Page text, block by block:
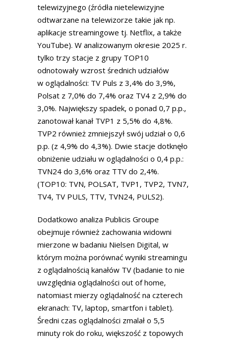
telewizyjnego (źródła nietelewizyjne
odtwarzane na telewizorze takie jak np.
aplikacje streamingowe tj. Netflix, a także
YouTube). W analizowanym okresie 2025 r.
tylko trzy stacje z grupy TOP10
odnotowały wzrost średnich udziałów
w oglądalności: TV Puls z 3,4% do 3,9%,
Polsat z 7,0% do 7,4% oraz TV4 z 2,9% do
3,0%. Największy spadek, o ponad 0,7 p.p.,
zanotował kanał TVP1 z 5,5% do 4,8%.
TVP2 również zmniejszył swój udział o 0,6
p.p. (z 4,9% do 4,3%). Dwie stacje dotknęło
obniżenie udziału w oglądalności o 0,4 p.p.:
TVN24 do 3,6% oraz TTV do 2,4%.
(TOP10: TVN, POLSAT, TVP1, TVP2, TVN7,
TV4, TV PULS, TTV, TVN24, PULS2).
Dodatkowo analiza Publicis Groupe
obejmuje również zachowania widowni
mierzone w badaniu Nielsen Digital, w
którym można porównać wyniki streamingu
z oglądalnością kanałów TV (badanie to nie
uwzględnia oglądalności out of home,
natomiast mierzy oglądalność na czterech
ekranach: TV, laptop, smartfon i tablet).
Średni czas oglądalności zmalał o 5,5
minuty rok do roku, większość z topowych